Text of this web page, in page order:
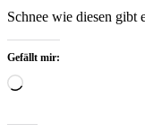
Schnee wie diesen gibt
Gefällt mir:
Wird